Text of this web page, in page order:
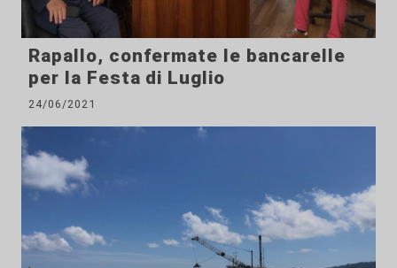
Rapallo, confermate le bancarelle
per la Festa di Luglio
24/06/2021